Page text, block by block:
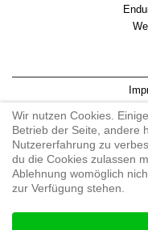
Wir nutzen Cookies.
Betrieb der Seite, andere
Nutzererfahrung zu
du die Cookies zulassen
Ablehnung womöglich
zur Verfügung stehen.